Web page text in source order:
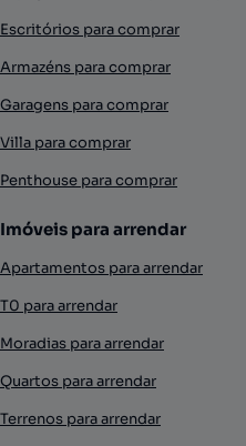
Escritórios para comprar
Armazéns para comprar
Garagens para comprar
Villa para comprar
Penthouse para comprar
Imóveis para arrendar
Apartamentos para arrendar
T0 para arrendar
Moradias para arrendar
Quartos para arrendar
Terrenos para arrendar